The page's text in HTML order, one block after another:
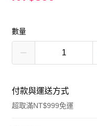
數量
付款與運送方式
超取滿NT$999免運